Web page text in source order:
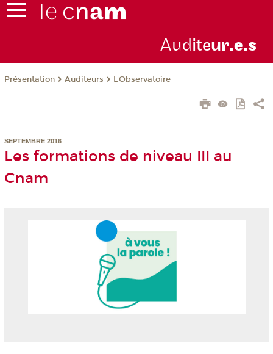
Auditeur.e.s
Présentation Auditeurs L'Observatoire
SEPTEMBRE 2016
Les formations de niveau III au
Cnam